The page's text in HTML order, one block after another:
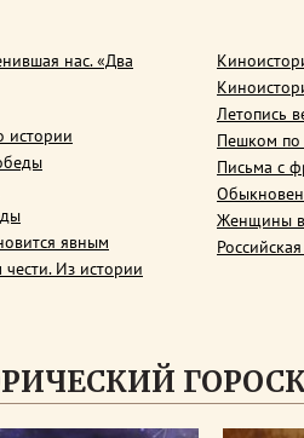
нас. «Два
истории
явным
Из истории
Летопись
Пешком по
Письма с
Женщины в